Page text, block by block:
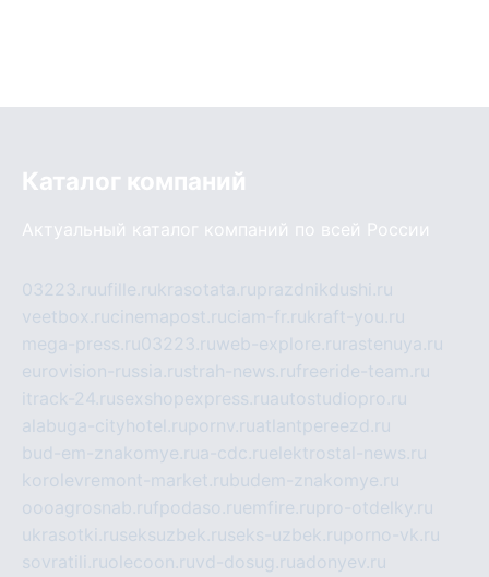
Каталог компаний
Актуальный каталог компаний по всей России
03223.ruufille.rukrasotata.ruprazdnikdushi.ru
veetbox.rucinemapost.ruciam-fr.rukraft-you.ru
mega-press.ru03223.ruweb-explore.ru rastenuya.ru
eurovision-russia.rustrah-news.rufreeride-team.ru
itrack-24.rusexshopexpress.ruautostudiopro.ru
alabuga-cityhotel.rupornv.ruatlantpereezd.ru
bud-em-znakomye.rua-cdc.ruelektrostal-news.ru
korolevremont-market.rubudem-znakomye.ru
oooagrosnab.rufpodaso.ruemfire.rupro-otdelky.ru
ukrasotki.ruseksuzbek.ruseks-uzbek.ruporno-vk.ru
sovratili.ruolecoon.ruvd-dosug.ruadonyev.ru